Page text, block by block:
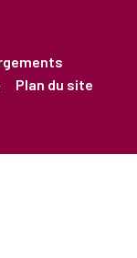
Plan du site